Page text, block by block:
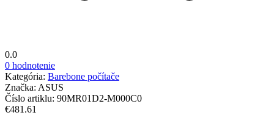
0.0
0 hodnotenie
Kategória: Barebone počítače
Značka: ASUS
Číslo artiklu: 90MR01D2-M000C0
€481.61